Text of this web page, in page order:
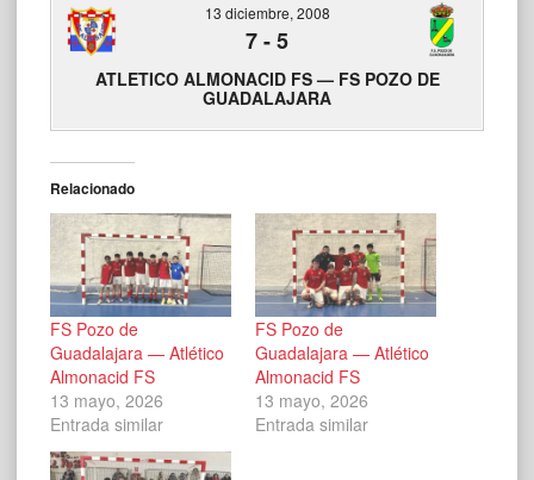
13 diciembre, 2008
7-5
ATLETICO ALMONACID FS — FS POZO DE
GUADALAJARA
Relacionado
FS Pozo de
Guadalajara — Atlético
Almonacid FS
13 mayo, 2026
Entrada similar
FS Pozo de
Guadalajara — Atlético
Almonacid FS
13 mayo, 2026
Entrada similar